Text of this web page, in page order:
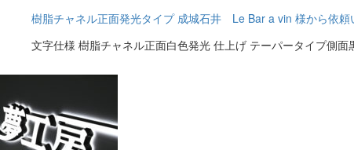
樹脂チャネル正面発光タイプ 成城石井 Le Bar a vin 様から依
文字仕様 樹脂チャネル正面白色発光 仕上げ テーパータイプ